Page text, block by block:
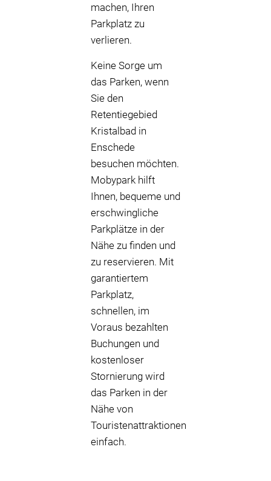
machen, Ihren
Parkplatz zu
verlieren.
Keine Sorge um
das Parken, wenn
Sie den
Retentiegebied
Kristalbad in
Enschede
besuchen möchten.
Mobypark hilft
Ihnen, bequeme und
erschwingliche
Parkplätze in der
Nähe zu finden und
zu reservieren. Mit
garantiertem
Parkplatz,
schnellen, im
Voraus bezahlten
Buchungen und
kostenloser
Stornierung wird
das Parken in der
Nähe von
Touristenattraktionen
einfach.